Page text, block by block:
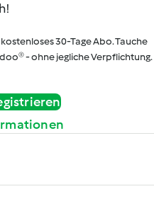
30-Tage Abo. Tauche
- ohne jegliche Verpflichtung.